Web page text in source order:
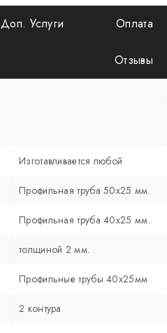
Доп. Услуги Оплата
Отзывы
Изготавливается любой
Профильная труба 50х25 мм.
Профильная труба 40х25 мм.
толщиной 2 мм.
Профильные трубы 40х25мм
2 контура